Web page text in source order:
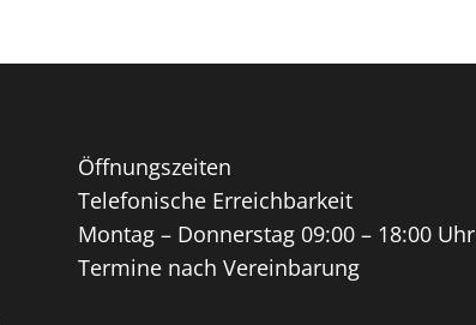
Öffnungszeiten
Telefonische Erreichbarkeit
Montag – Donnerstag 09:00 – 18:00 Uhr
Termine nach Vereinbarung